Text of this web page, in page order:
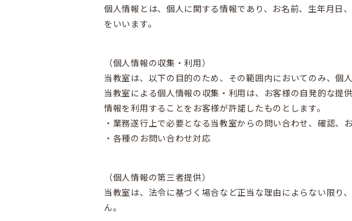
個人情報とは、個人に関する情報であり、お名前、生年月日
をいいます。
（個人情報の収集・利用）
当教室は、以下の目的のため、その範囲内においてのみ、個
当教室による個人情報の収集・利用は、お客様の自発的な提
情報を利用することをお客様が許諾したものとします。
・業務遂行上で必要となる当教室からの問い合わせ、確認、
・各種のお問い合わせ対応
（個人情報の第三者提供）
当教室は、法令に基づく場合など正当な理由によらない限り
ん。